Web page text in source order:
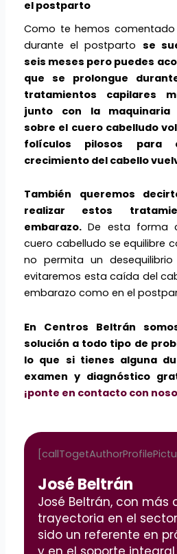
el postparto
Como te hemos
durante el postparto se
seis meses pero puedes
que se prolongue
tratamientos capilares
junto con la maquinaria
sobre el cuero cabelludo
folículos pilosos
crecimiento del cabello
También queremos
realizar estos
embarazo. De esta forma
cuero cabelludo se equilibre
no permita un
evitaremos esta caída del
embarazo como en el
En Centros Beltrán
solución a todo tipo de
lo que si tienes alguna
examen y diagnóstico
¡ponte en contacto con
José Beltrán
José Beltrán, con más
trayectoria en el
sido un referente en